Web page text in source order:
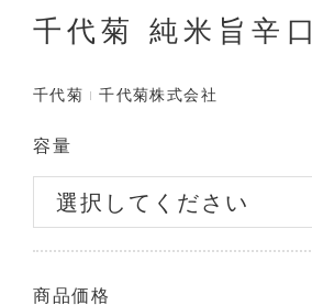
千代菊 純米旨辛口
千代菊 千代菊株式会社
容量
商品価格